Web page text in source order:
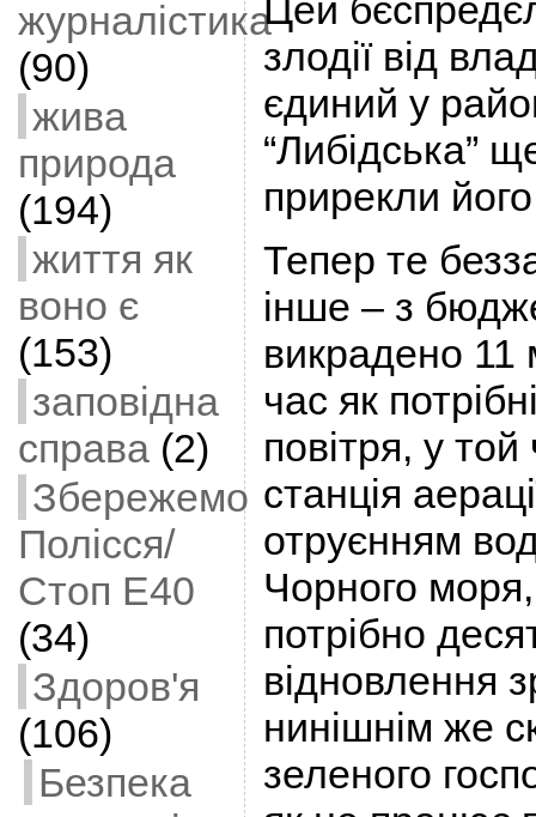
журналістика
(90)
жива
природа
(194)
життя як
воно є
(153)
заповідна
справа(2)
Збережемо
Полісся/
Стоп Е40
(34)
Здоров'я
(106)
Безпека
Цей
злодії від
єдиний у
“Либідська”
прирекли
Тепер те
інше – з
викрадено 11
час як
повітря, у
станція
отруєнням
Чорного
потрібно
відновлення
нинішнім же
зеленого